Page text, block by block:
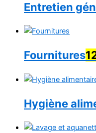
Entretien
Fournitures
Hygiène